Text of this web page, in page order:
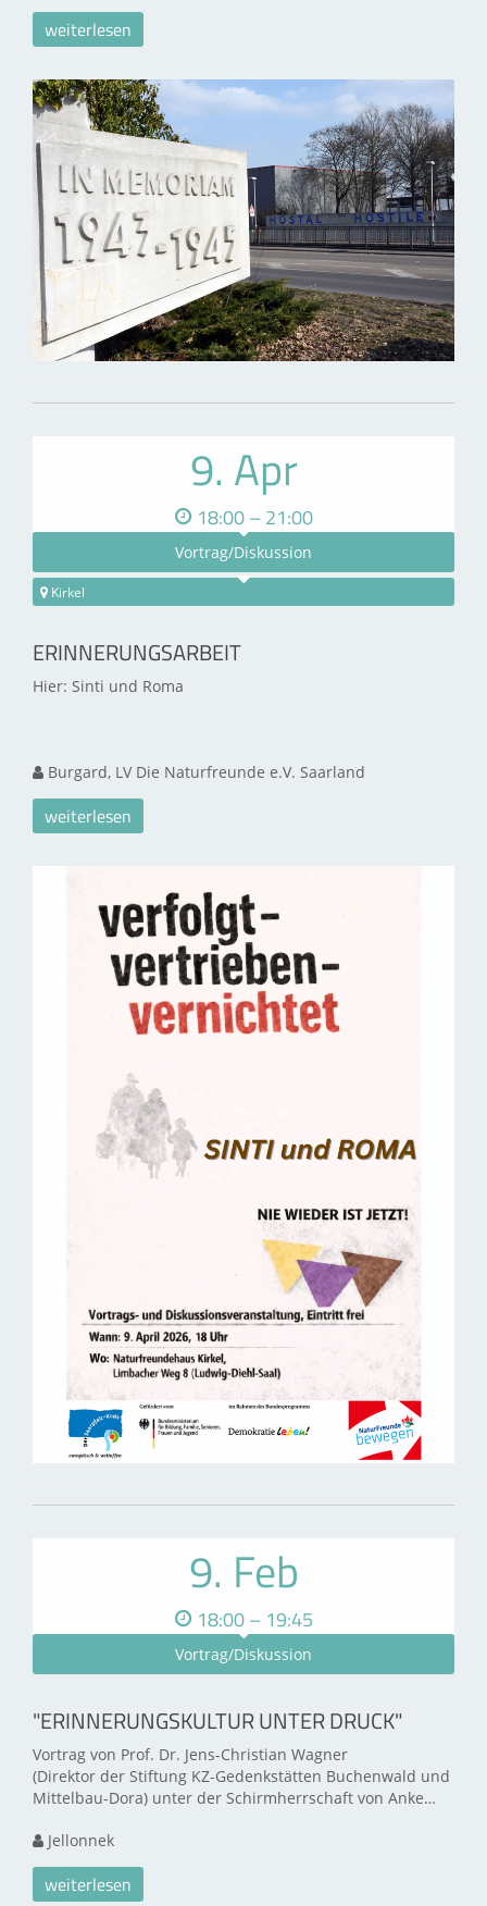
weiterlesen
9. Apr
18:00 – 21:00
Vortrag/Diskussion
Kirkel
ERINNERUNGSARBEIT
Hier: Sinti und Roma
Burgard, LV Die Naturfreunde e.V. Saarland
weiterlesen
9. Feb
18:00 – 19:45
Vortrag/Diskussion
"ERINNERUNGSKULTUR UNTER DRUCK"
Vortrag von Prof. Dr. Jens-Christian Wagner
(Direktor der Stiftung KZ-Gedenkstätten Buchenwald und
Mittelbau-Dora) unter der Schirmherrschaft von Anke…
Jellonnek
weiterlesen